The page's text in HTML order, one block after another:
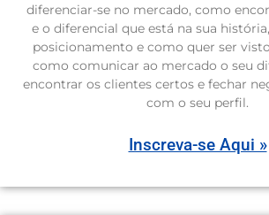
diferenciar-se no mercado, como
e o diferencial que está na sua
posicionamento e como quer ser
como comunicar ao mercado o seu
encontrar os clientes certos e fechar
com o seu perfil.
Inscreva-se Aqui »